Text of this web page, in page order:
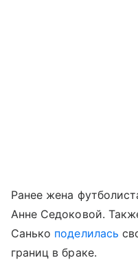
Ранее жена
Анне Седоковой.
Санько поделилась
границ в браке.